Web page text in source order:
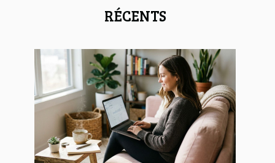
RÉCENTS